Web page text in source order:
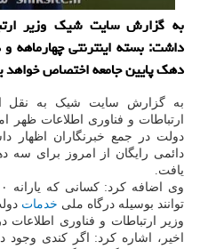
به گزارش سایت شیک وزیر
داشت: بسته اینترنتی چهارماهه
دهک پایین جامعه اختصاص خواهد
به گزارش سایت شیک به نقل
ارتباطات و فناوری اطلاعات ظهر
دولت در جمع خبرنگاران اظهار
دائمی رایگان از امروز برای سه
یافت.
توانند بوسیله درگاه ملی خدمات
وزیر ارتباطات و فناوری اطلاعات
اخیر، اشاره کرد: اگر کندی وجود